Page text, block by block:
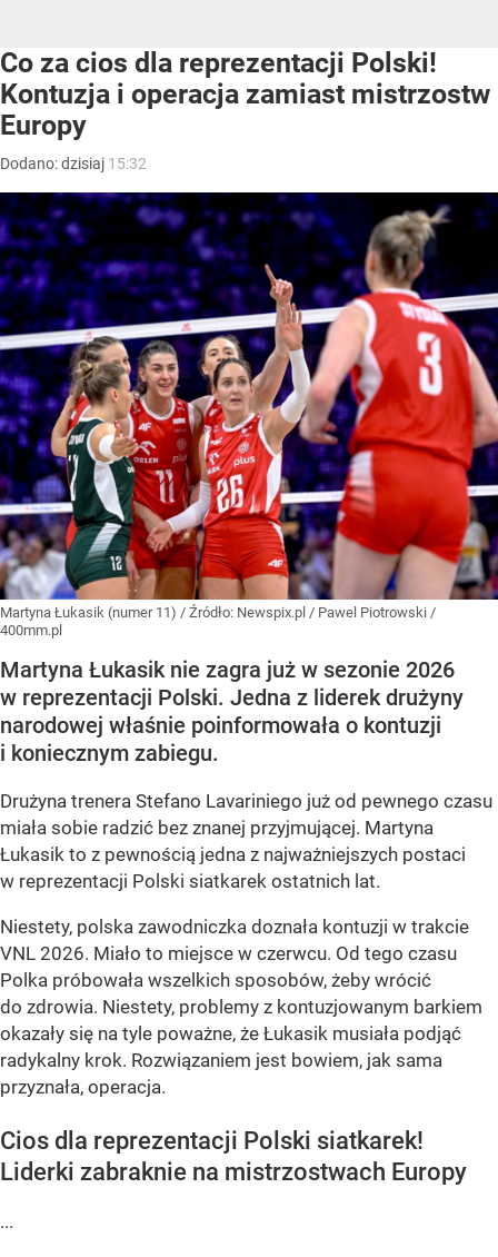
Co za cios dla reprezentacji Polski!
Kontuzja i operacja zamiast mistrzostw
Europy
Dodano:dzisiaj 15:32
Martyna Łukasik (numer 11) / Źródło: Newspix.pl / Pawel Piotrowski /
400mm.pl
Martyna Łukasik nie zagra już w sezonie 2026
w reprezentacji Polski. Jedna z liderek drużyny
narodowej właśnie poinformowała o kontuzji
i koniecznym zabiegu.
Drużyna trenera Stefano Lavariniego już od pewnego czasu
miała sobie radzić bez znanej przyjmującej. Martyna
Łukasik to z pewnością jedna z najważniejszych postaci
w reprezentacji Polski siatkarek ostatnich lat.
Niestety, polska zawodniczka doznała kontuzji w trakcie
VNL 2026. Miało to miejsce w czerwcu. Od tego czasu
Polka próbowała wszelkich sposobów, żeby wrócić
do zdrowia. Niestety, problemy z kontuzjowanym barkiem
okazały się na tyle poważne, że Łukasik musiała podjąć
radykalny krok. Rozwiązaniem jest bowiem, jak sama
przyznała, operacja.
Cios dla reprezentacji Polski siatkarek!
Liderki zabraknie na mistrzostwach Europy
...